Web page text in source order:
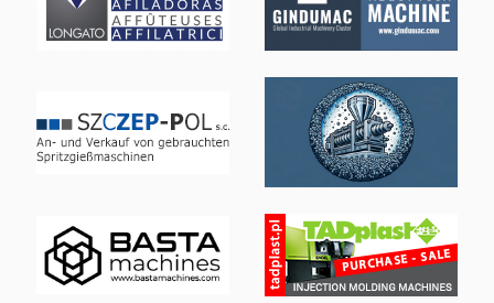
Beka-Mak
Bianco
Blm
Bmf